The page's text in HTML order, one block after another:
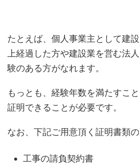
たとえば、個人事業主として建
上経過した方や建設業を営む法
験のある方がなれます。
もっとも、経験年数を満たすこ
証明できることが必要です。
なお、下記ご用意頂く証明書類
工事の請負契約書